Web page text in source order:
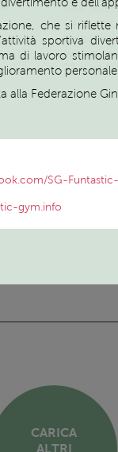
e
che si
sportiva
di lavoro
alla Federazione
SG-
gym.info
alla
22 o ad
CARICA
ALTRI